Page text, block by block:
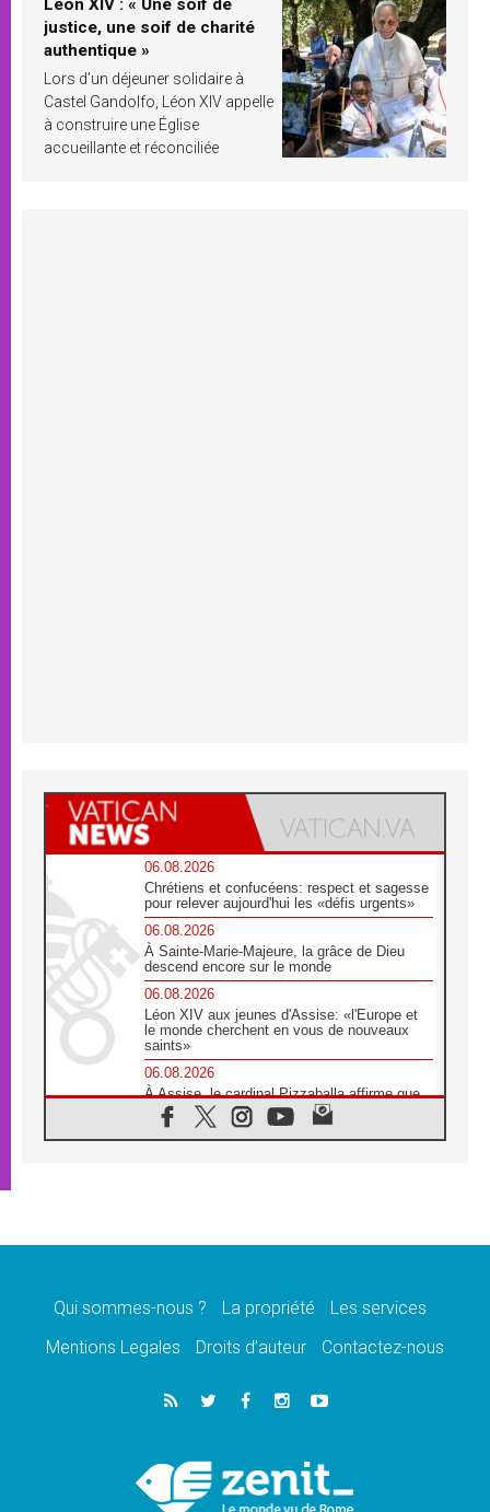
justice, une soif de charité
authentique »
Lors d’un déjeuner solidaire à
Castel Gandolfo, Léon XIV appelle
à construire une Église
accueillante et réconciliée
06.08.2026
Chrétiens et confucéens: respect et sagesse
pour relever aujourd'hui les «défis urgents»
06.08.2026
À Sainte-Marie-Majeure, la grâce de Dieu
descend encore sur le monde
06.08.2026
Léon XIV aux jeunes d'Assise: «l'Europe et
le monde cherchent en vous de nouveaux
saints»
06.08.2026
À Assise, le cardinal Pizzaballa affirme que
«les chrétiens veulent la paix»
06.08.2026
message de paix et de dignité humaine»
«La visite du Pape en Uruguay renforcera
05.08.2026
Le nonce en Ukraine: «Il est inquiétant
Léon XIV au Pérou, une lueur d'espoir pour
un peuple en quête de paix
Qui sommes-nous ? La propriété
Les services
Mentions Legales
Droits d’auteur Contactez-nous